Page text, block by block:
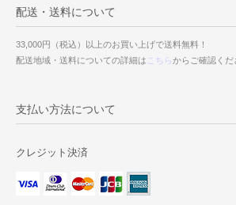
配送・送料について
33,000円（税込）以上のお買い上げで送料無料！
配送地域・送料についての詳細は こちらからご確認くだ
支払い方法について
クレジット決済